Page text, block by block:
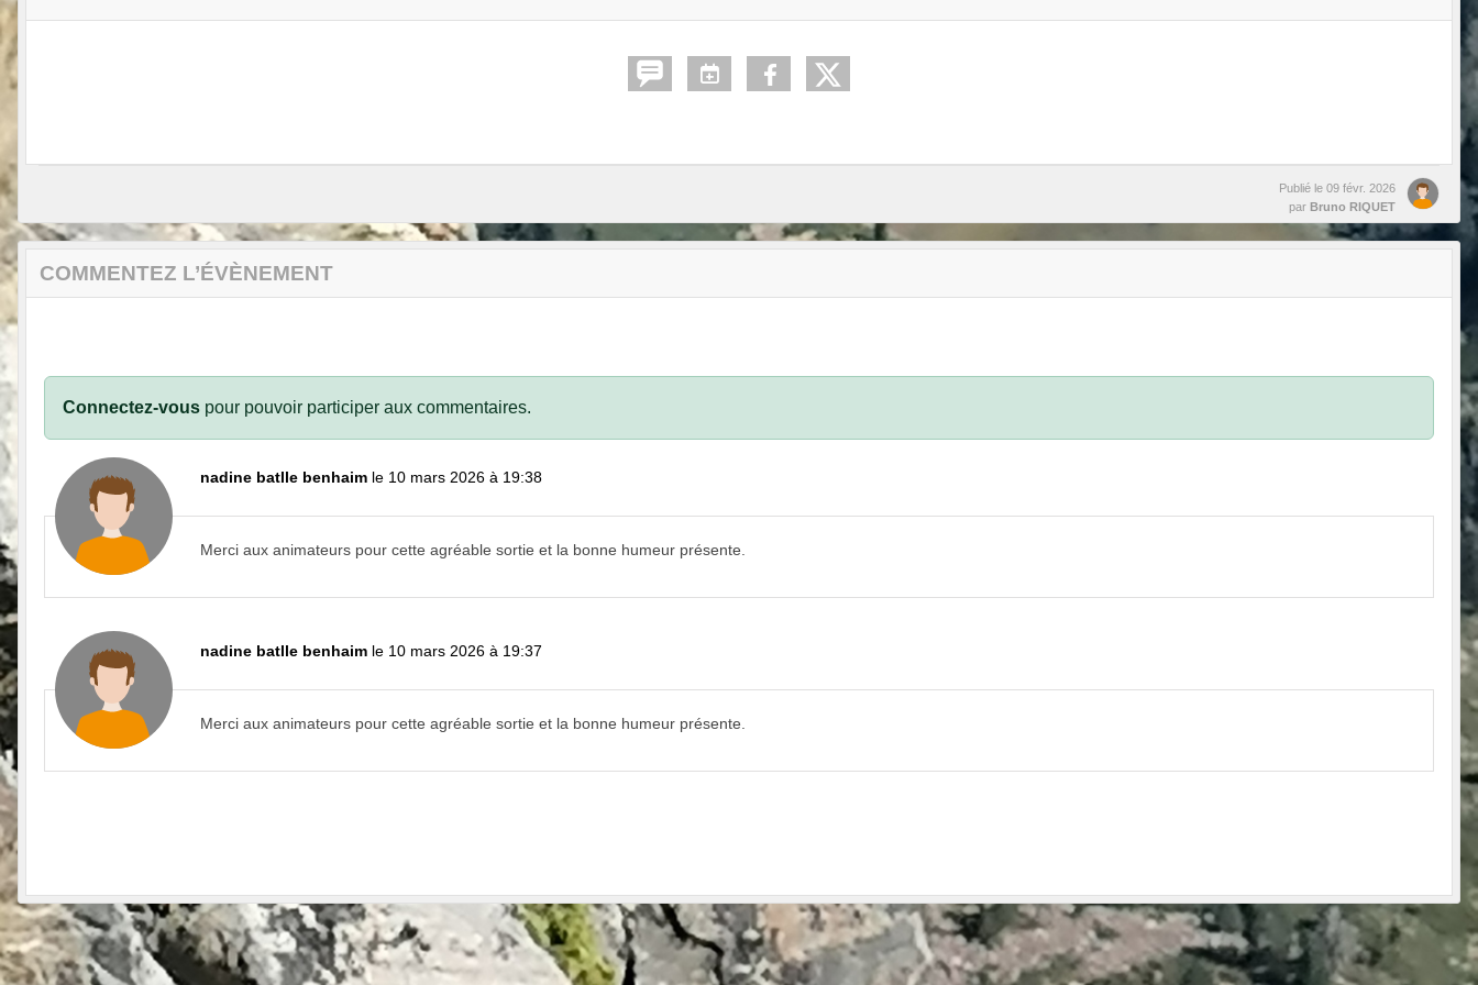
Publié le 09 févr. 2026
par Bruno RIQUET
COMMENTEZ L’ÉVÈNEMENT
Connectez-vous pour pouvoir participer aux commentaires.
nadine batlle benhaim le 10 mars 2026 à 19:38
Merci aux animateurs pour cette agréable sortie et la bonne humeur présente.
nadine batlle benhaim le 10 mars 2026 à 19:37
Merci aux animateurs pour cette agréable sortie et la bonne humeur présente.